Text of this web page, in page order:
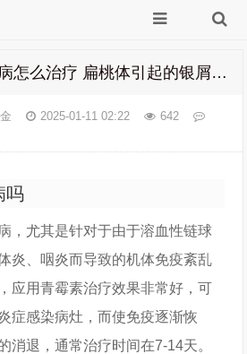
扁桃体引起的银屑病怎么治疗 扁桃体引起的银屑病怎么治疗最好
2025-01-11 02:22
642
吗
，尤其是针对于由于溶血性链球
炎、咽炎而导致的机体免疫紊乱
应用青霉素治疗效果非常好，可
症感染病灶，而使免疫逐渐恢
消退，通常治疗时间在7-14天。